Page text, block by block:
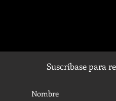
Suscríbase para